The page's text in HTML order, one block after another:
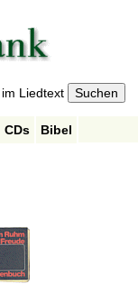
im Liedtext
CDs
Bibel